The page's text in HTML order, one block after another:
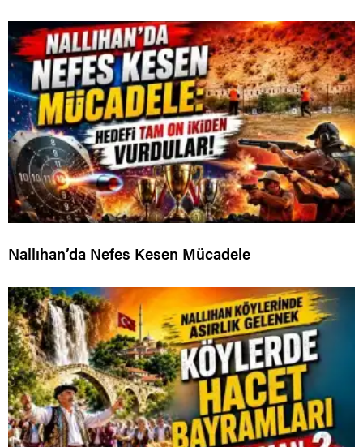
Nallıhan’da Nefes Kesen Mücadele